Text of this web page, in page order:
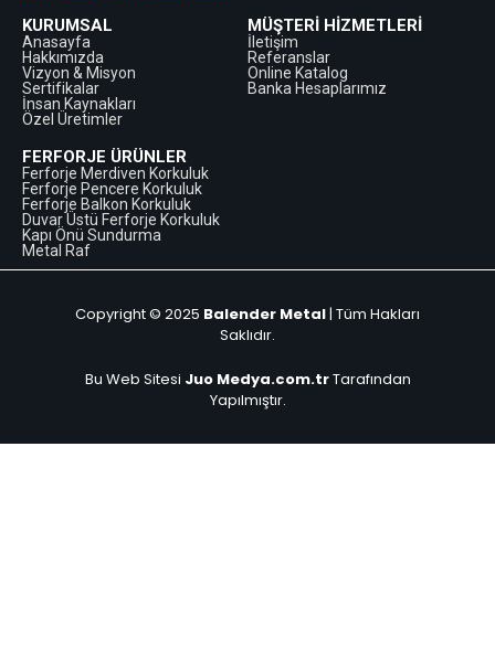
KURUMSAL
Anasayfa
Hakkımızda
Vizyon & Misyon
Sertifikalar
İnsan Kaynakları
Özel Üretimler
MÜŞTERİ HİZMETLERİ
İletişim
Referanslar
Online Katalog
Banka Hesaplarımız
FERFORJE ÜRÜNLER
Ferforje Merdiven Korkuluk
Ferforje Pencere Korkuluk
Ferforje Balkon Korkuluk
Duvar Üstü Ferforje Korkuluk
Kapı Önü Sundurma
Metal Raf
Copyright © 2025 Balender Metal | Tüm Hakları
Saklıdır.
Bu Web Sitesi Juo Medya.com.trTarafından
Yapılmıştır.